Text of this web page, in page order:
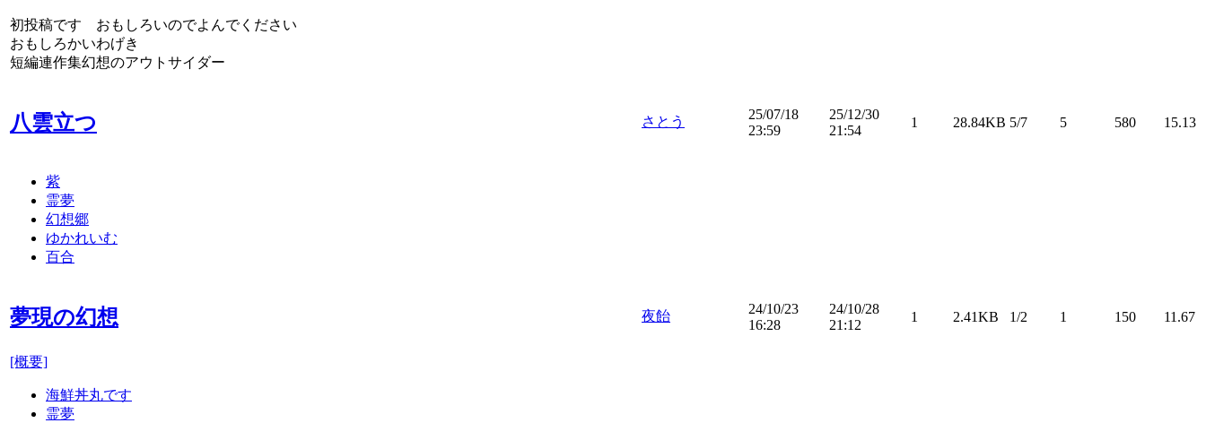
初投稿です おもしろいのでよんでください
おもしろかいわげき
短編連作集幻想のアウトサイダー
八雲立つ さとう
25/07/18
23:59
25/12/30
21:54
1 28.84KB 5/7 5 580 15.13
紫
霊夢
幻想郷
ゆかれいむ
百合
夢現の幻想 夜飴
24/10/23
16:28
24/10/28
21:12
1 2.41KB 1/2 1 150 11.67
[概要]
海鮮丼丸です
霊夢